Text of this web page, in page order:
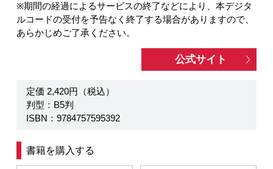
※期間の経過によるサービスの終了などにより、本デジタ
ルコードの受付を予告なく終了する場合がありますので、
あらかじめご了承ください。
公式サイト
定価 2,420円（税込）
判型：B5判
ISBN：9784757595392
書籍を購入する